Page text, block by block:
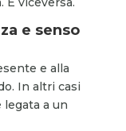
e senso
e alla
In altri casi
legata a un